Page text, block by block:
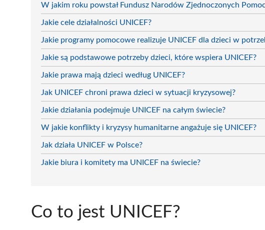
W jakim roku powstał Fundusz Narodów Zjednoczonych
Jakie cele działalności UNICEF?
Jakie programy pomocowe realizuje UNICEF dla dzieci w
Jakie są podstawowe potrzeby dzieci, które wspiera UNICEF?
Jakie prawa mają dzieci według UNICEF?
Jak UNICEF chroni prawa dzieci w sytuacji kryzysowej?
Jakie działania podejmuje UNICEF na całym świecie?
W jakie konflikty i kryzysy humanitarne angażuje się UNICEF?
Jak działa UNICEF w Polsce?
Jakie biura i komitety ma UNICEF na świecie?
Co to jest UNICEF?